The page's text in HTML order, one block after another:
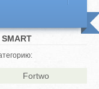
Fortwo